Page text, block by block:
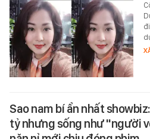
Sao nam bí ẩn nhất
tỷ nhưng sống như "người